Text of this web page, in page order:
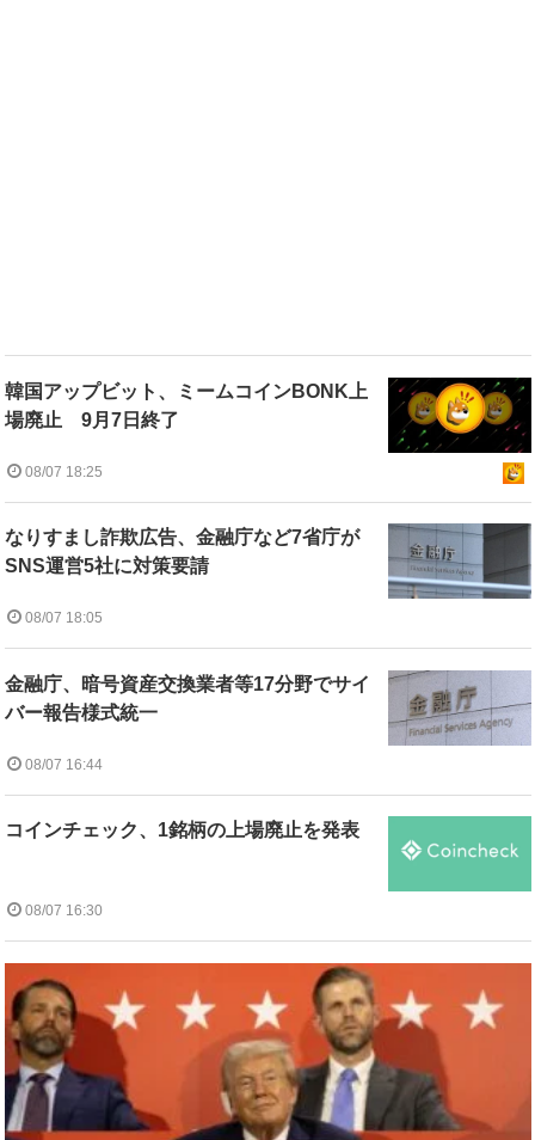
韓国アップビット、ミームコインBONK上
場廃止 9月7日終了
08/07 18:25
なりすまし詐欺広告、金融庁など7省庁が
SNS運営5社に対策要請
08/07 18:05
金融庁、暗号資産交換業者等17分野でサイ
バー報告様式統一
08/07 16:44
コインチェック、1銘柄の上場廃止を発表
08/07 16:30